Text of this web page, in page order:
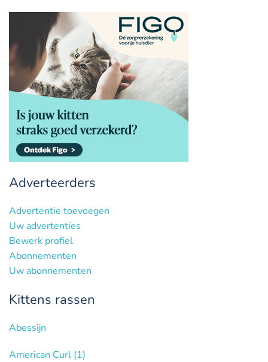
Adverteerders
Advertentie toevoegen
Uw advertenties
Bewerk profiel
Abonnementen
Uw abonnementen
Kittens rassen
Abessijn
American Curl (1)